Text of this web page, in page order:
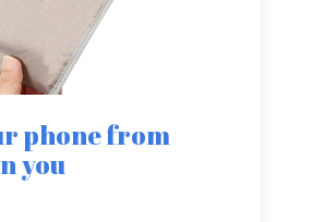
phone from
you